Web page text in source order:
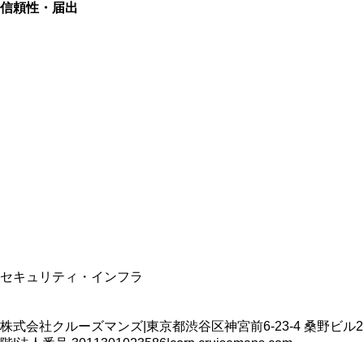
信頼性・届出
セキュリティ・インフラ
株式会社クルーズマンズ 東京都渋谷区神宮前6-23-4 桑野ビル2